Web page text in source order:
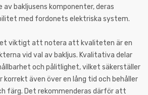
av bakljusens komponenter, deras
med fordonets elektriska system.
viktigt att notera att kvaliteten är en
vid val av bakljus. Kvalitativa delar
och pålitlighet, vilket säkerställer
även över en lång tid och behåller
färg. Det rekommenderas därför att